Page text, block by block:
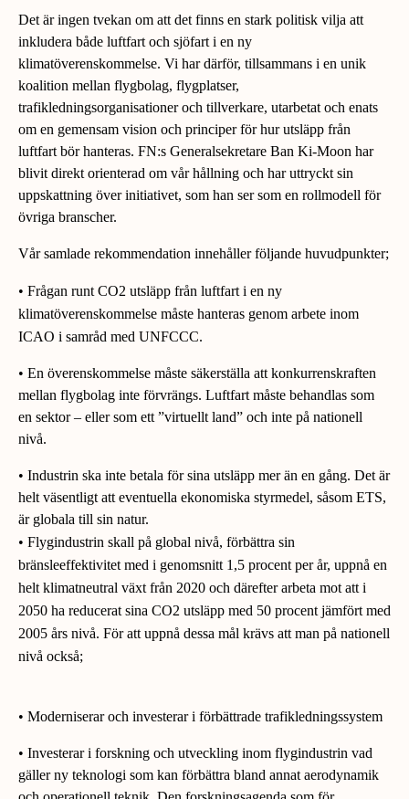
Det är ingen tvekan om att det finns en stark politisk vilja att
inkludera både luftfart och sjöfart i en ny
klimatöverenskommelse. Vi har därför, tillsammans i en unik
koalition mellan flygbolag, flygplatser,
trafikledningsorganisationer och tillverkare, utarbetat och enats
om en gemensam vision och principer för hur utsläpp från
luftfart bör hanteras. FN:s Generalsekretare Ban Ki-Moon har
blivit direkt orienterad om vår hållning och har uttryckt sin
uppskattning över initiativet, som han ser som en rollmodell för
övriga branscher.
Vår samlade rekommendation innehåller följande huvudpunkter;
• Frågan runt CO2 utsläpp från luftfart i en ny
klimatöverenskommelse måste hanteras genom arbete inom
ICAO i samråd med UNFCCC.
• En överenskommelse måste säkerställa att konkurrenskraften
mellan flygbolag inte förvrängs. Luftfart måste behandlas som
en sektor – eller som ett ”virtuellt land” och inte på nationell
nivå.
• Industrin ska inte betala för sina utsläpp mer än en gång. Det är
helt väsentligt att eventuella ekonomiska styrmedel, såsom ETS,
är globala till sin natur.
• Flygindustrin skall på global nivå, förbättra sin
bränsleeffektivitet med i genomsnitt 1,5 procent per år, uppnå en
helt klimatneutral växt från 2020 och därefter arbeta mot att i
2050 ha reducerat sina CO2 utsläpp med 50 procent jämfört med
2005 års nivå. För att uppnå dessa mål krävs att man på nationell
nivå också;
• Moderniserar och investerar i förbättrade trafikledningssystem
• Investerar i forskning och utveckling inom flygindustrin vad
gäller ny teknologi som kan förbättra bland annat aerodynamik